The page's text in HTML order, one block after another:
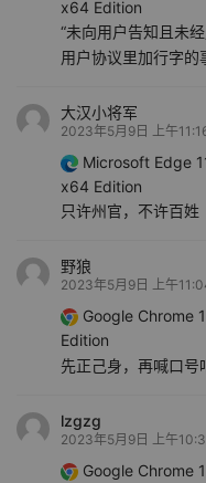
x64 Edition
“未向用户告知且未
用户协议里加行字的
大汉小将军
2023年5月9日 上午
Microsoft Edge
x64 Edition
只许州官，不许百姓
野狼
2023年5月9日 上午
Google Chrome
Edition
先正己身，再喊口号
lzgzg
2023年5月9日 上午
Google Chrome